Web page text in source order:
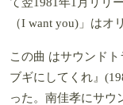
（I want you)」はオ
この曲 はサウンド
ブギにしてくれ』
った。南佳孝にサウ